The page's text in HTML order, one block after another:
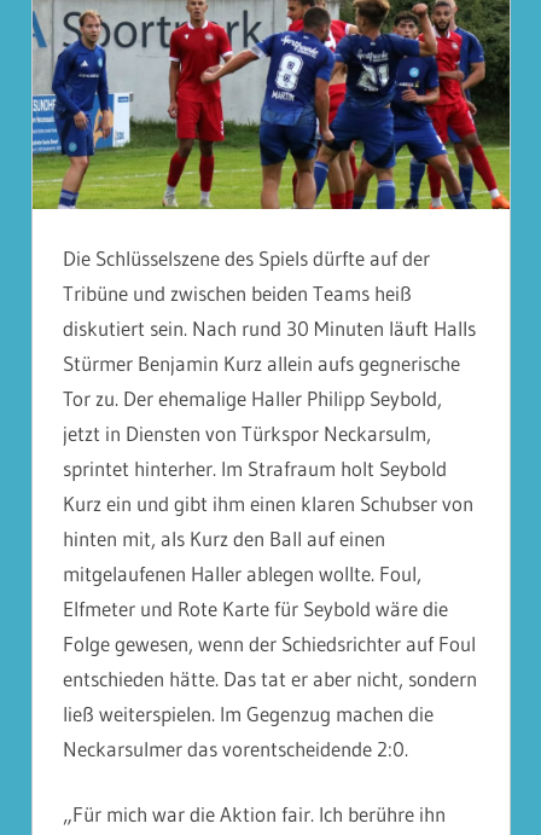
Die Schlüsselszene des Spiels dürfte auf der
Tribüne und zwischen beiden Teams heiß
diskutiert sein. Nach rund 30 Minuten läuft Halls
Stürmer Benjamin Kurz allein aufs gegnerische
Tor zu. Der ehemalige Haller Philipp Seybold,
jetzt in Diensten von Türkspor Neckarsulm,
sprintet hinterher. Im Strafraum holt Seybold
Kurz ein und gibt ihm einen klaren Schubser von
hinten mit, als Kurz den Ball auf einen
mitgelaufenen Haller ablegen wollte. Foul,
Elfmeter und Rote Karte für Seybold wäre die
Folge gewesen, wenn der Schiedsrichter auf Foul
entschieden hätte. Das tat er aber nicht, sondern
ließ weiterspielen. Im Gegenzug machen die
Neckarsulmer das vorentscheidende 2:0.​
„Für mich war die Aktion fair. Ich berühre ihn